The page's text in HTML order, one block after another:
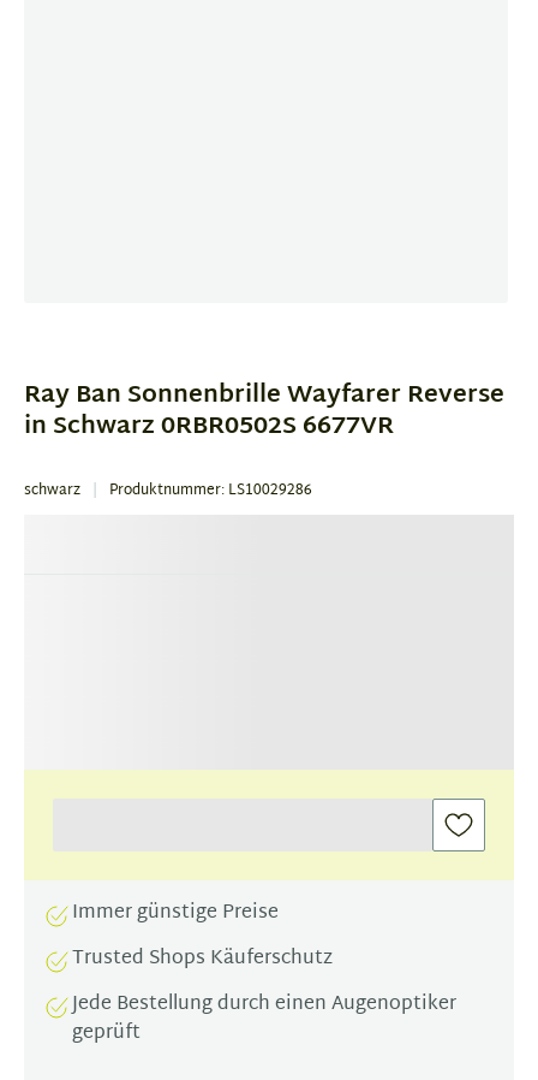
4
Ray Ban Sonnenbrille Wayfarer Reverse
in Schwarz 0RBR0502S 6677VR
schwarz Produktnummer: LS10029286
Immer günstige Preise
Trusted Shops Käuferschutz
Jede Bestellung durch einen Augenoptiker
geprüft